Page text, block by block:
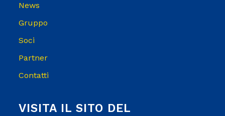
News
Gruppo
Soci
Partner
Contatti
VISITA IL SITO DEL